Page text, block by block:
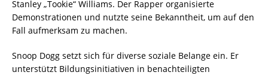
Stanley „Tookie“ Williams. Der Rapper organisierte
Demonstrationen und nutzte seine Bekanntheit, um auf den
Fall aufmerksam zu machen.
Snoop Dogg setzt sich für diverse soziale Belange ein. Er
unterstützt Bildungsinitiativen in benachteiligten